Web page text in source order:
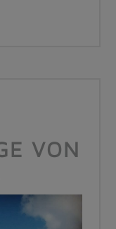
VON